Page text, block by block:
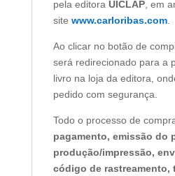
pela editora UICLAP, em
site www.carloribas.com.
Ao clicar no botão de
será redirecionado para a
livro na loja da editora,
pedido com segurança.
Todo o processo de
pagamento, emissão do
produção/impressão,
código de rastreamento,